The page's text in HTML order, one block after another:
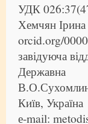
УДК
Хемчян Ірина
orcid.org/
завідуюча
Державна
Київ, Україна
е-mail: